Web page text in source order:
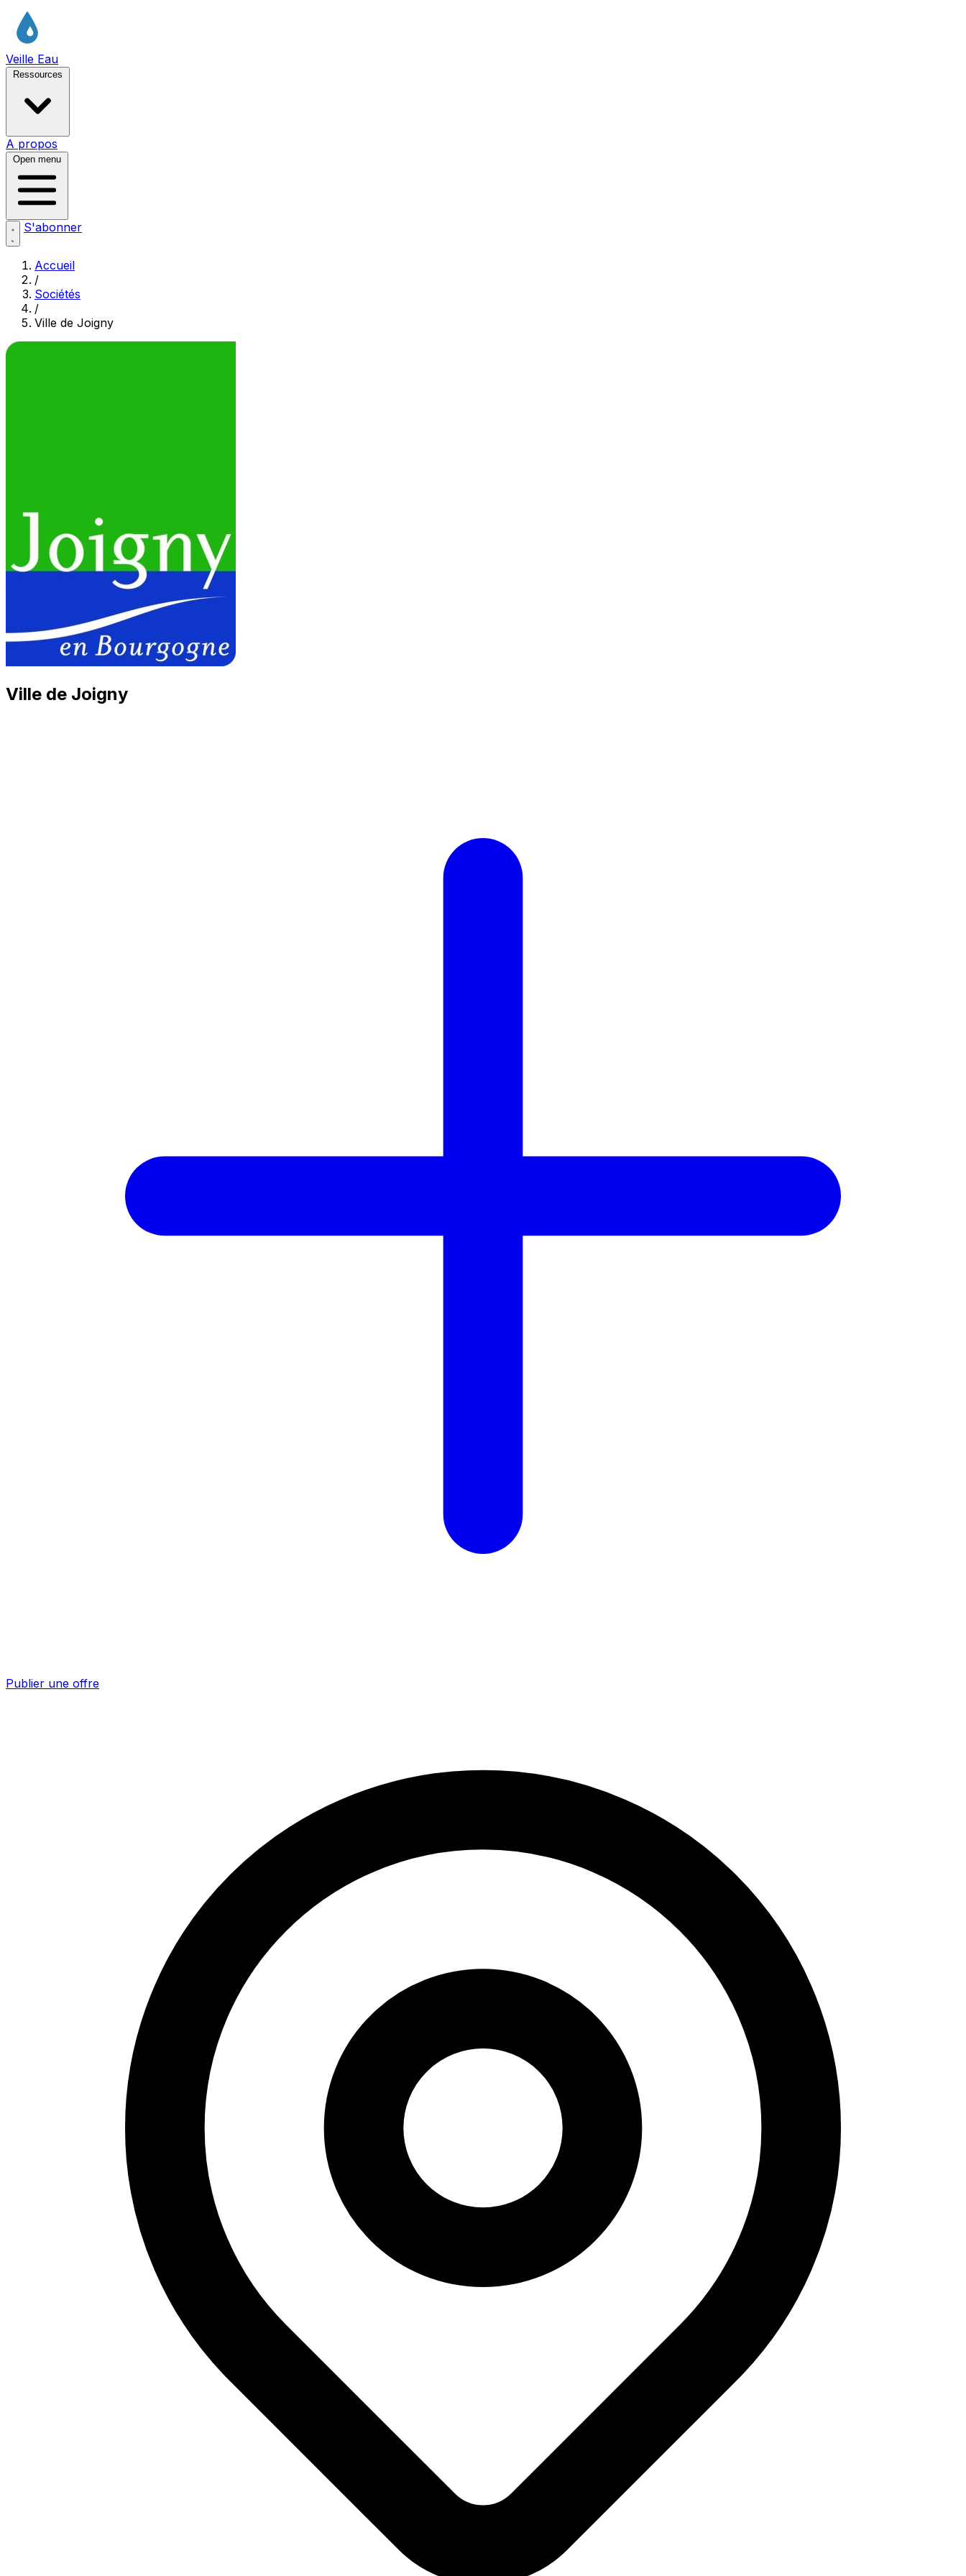
Veille Eau
Ressources
A propos
Open menu
S'abonner
Accueil
/
Sociétés
/
Ville de Joigny
Ville de Joigny
Publier une offre